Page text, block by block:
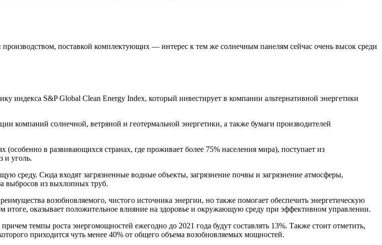
поставкой комплектующих — интерес к тем же солнечным панелям сейчас очень высок среди
индекса S&P Global Clean Energy Index, который инвестирует в компании альтернативной энергетики
компаний солнечной, ветряной и геотермальной энергетики, а также бумаги производителей
в развивающихся странах, где проживает более 75% населения мира), поступает из
и уголь.
среду. Сюда входят загрязненные водные объекты, загрязнение почвы и загрязнение атмосферы,
выбросов из выхлопных труб.
возобновляемого, чистого источника энергии, но также помогает обеспечить энергетическую
итоге, оказывает положительное влияние на здоровье и окружающую среду при эффективном управлении.
темпы роста энергомощностей ежегодно до 2021 года будут составлять 13%. Также стоит отметить,
приходится чуть менее 40% от общего объема возобновляемых мощностей.